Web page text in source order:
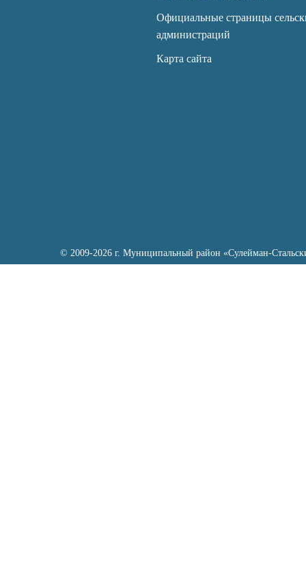
Официальные страницы
администраций
Карта сайта
© 2009-2026 г. Муниципальный район «Сулейман-